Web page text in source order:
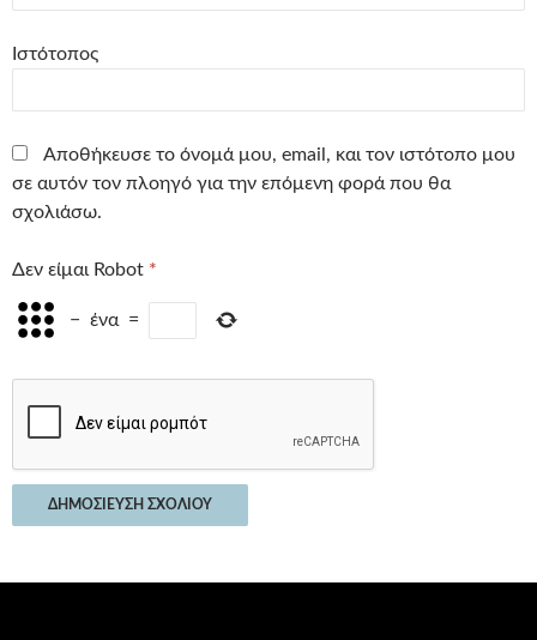
Ιστότοπος
Αποθήκευσε το όνομά μου, email, και τον ιστότοπο μου
σε αυτόν τον πλοηγό για την επόμενη φορά που θα
σχολιάσω.
Δεν είμαι Robot *
− ένα =